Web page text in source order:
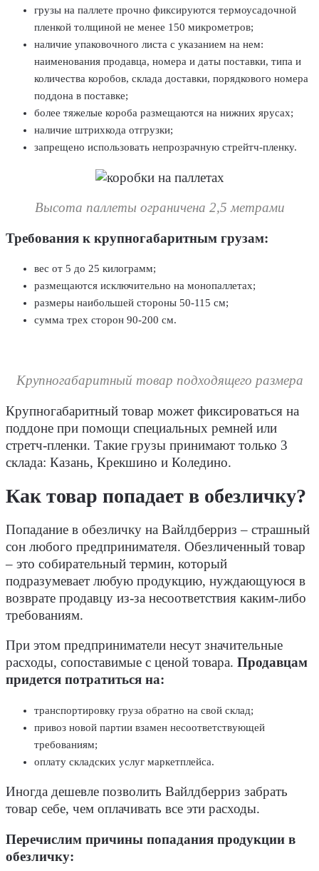
грузы на паллете прочно фиксируются термоусадочной
пленкой толщиной не менее 150 микрометров;
наличие упаковочного листа с указанием на нем:
наименования продавца, номера и даты поставки, типа и
количества коробов, склада доставки, порядкового номера
поддона в поставке;
более тяжелые короба размещаются на нижних ярусах;
наличие штрихкода отгрузки;
запрещено использовать непрозрачную стрейтч-пленку.
Высота паллеты ограничена 2,5 метрами
Требования к крупногабаритным грузам:
вес от 5 до 25 килограмм;
размещаются исключительно на монопаллетах;
размеры наибольшей стороны 50-115 см;
сумма трех сторон 90-200 см.
Крупногабаритный товар подходящего размера
Крупногабаритный товар может фиксироваться на
поддоне при помощи специальных ремней или
стретч-пленки. Такие грузы принимают только 3
склада: Казань, Крекшино и Коледино.
Как товар попадает в обезличку?
Попадание в обезличку на Вайлдберриз – страшный
сон любого предпринимателя. Обезличенный товар
– это собирательный термин, который
подразумевает любую продукцию, нуждающуюся в
возврате продавцу из-за несоответствия каким-либо
требованиям.
При этом предприниматели несут значительные
расходы, сопоставимые с ценой товара. Продавцам
придется потратиться на:
транспортировку груза обратно на свой склад;
привоз новой партии взамен несоответствующей
требованиям;
оплату складских услуг маркетплейса.
Иногда дешевле позволить Вайлдберриз забрать
товар себе, чем оплачивать все эти расходы.
Перечислим причины попадания продукции в
обезличку: